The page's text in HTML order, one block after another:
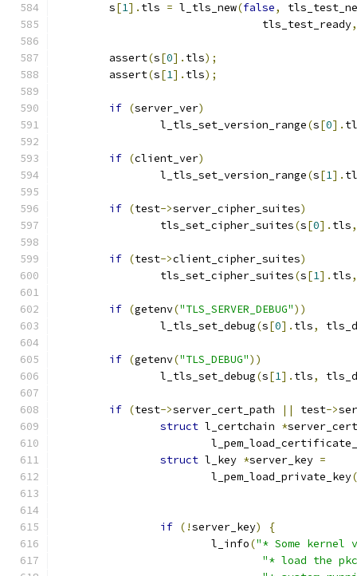
	s
[1]. tls = l_tls_new(false,
				tls_test_ready
,
	assert
(s[0]. tls);
	assert
(s[1]. tls);
if (server_ver)
		l_tls_set_version_range
(s[0].
if (client_ver)
		l_tls_set_version_range
(s[1].
if (test->server_cipher_suites)
		tls_set_cipher_suites
(s[0]. tls,
if (test->client_cipher_suites)
		tls_set_cipher_suites
(s[1]. tls,
if (getenv("TLS_SERVER_DEBUG"))
		l_tls_set_debug
(s[0]. tls,
if (getenv("TLS_DEBUG"))
		l_tls_set_debug
(s[1]. tls,
if (test->server_cert_path || test->
struct l_certchain *
struct l_key *server_key =
			l_pem_load_private_key
(
if (!server_key)
{
			l_info
("* Some kernel
"* load the